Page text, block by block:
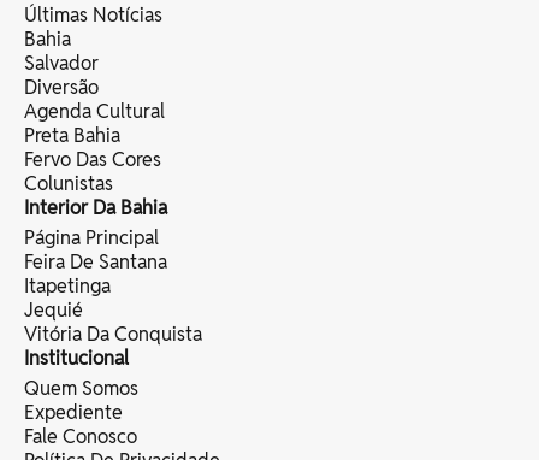
Últimas Notícias
Bahia
Salvador
Diversão
Agenda Cultural
Preta Bahia
Fervo Das Cores
Colunistas
Interior Da Bahia
Página Principal
Feira De Santana
Itapetinga
Jequié
Vitória Da Conquista
Institucional
Quem Somos
Expediente
Fale Conosco